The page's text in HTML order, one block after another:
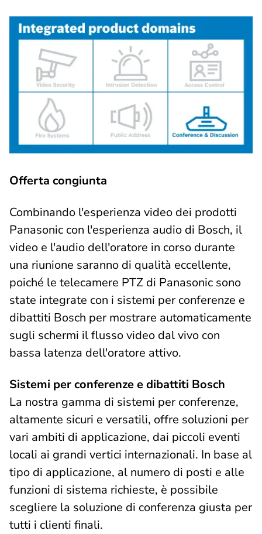
Offerta congiunta
Combinando l'esperienza video dei prodotti
Panasonic con l'esperienza audio di Bosch, il
video e l'audio dell'oratore in corso durante
una riunione saranno di qualità eccellente,
poiché le telecamere PTZ di Panasonic sono
state integrate con i sistemi per conferenze e
dibattiti Bosch per mostrare automaticamente
sugli schermi il flusso video dal vivo con
bassa latenza dell'oratore attivo.
Sistemi per conferenze e dibattiti Bosch
La nostra gamma di sistemi per conferenze,
altamente sicuri e versatili, offre soluzioni per
vari ambiti di applicazione, dai piccoli eventi
locali ai grandi vertici internazionali. In base al
tipo di applicazione, al numero di posti e alle
funzioni di sistema richieste, è possibile
scegliere la soluzione di conferenza giusta per
tutti i clienti finali.